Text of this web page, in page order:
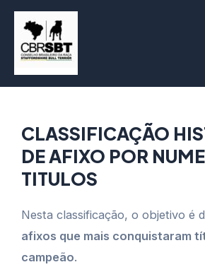
para
conteúdo
CLASSIFICAÇÃO
DE AFIXO POR
TITULOS
Nesta classificação, o objetivo é
afixos que mais conquistaram
campeão.